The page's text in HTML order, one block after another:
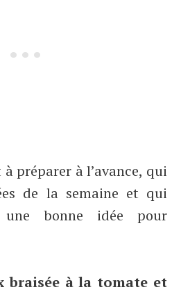
préparer à l’avance, qui
de la semaine et qui
bonne idée pour
braisée à la tomate et